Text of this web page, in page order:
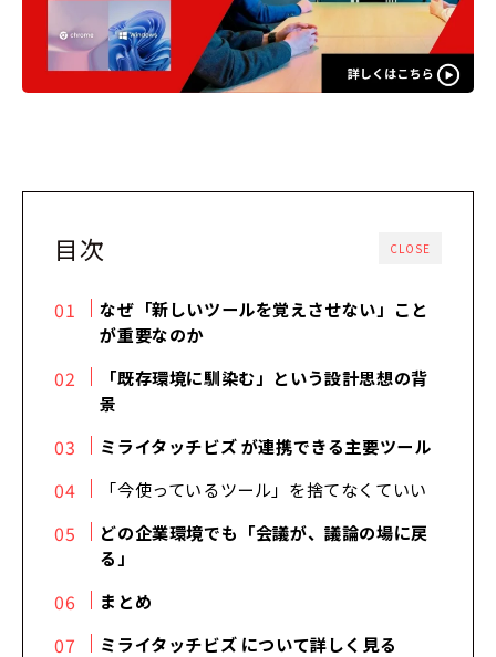
CLOSE
目次
なぜ「新しいツールを覚えさせない」こと
が重要なのか
「既存環境に馴染む」という設計思想の背
景
ミライタッチビズ が連携できる主要ツール
「今使っているツール」を捨てなくていい
どの企業環境でも「会議が、議論の場に戻
る」
まとめ
ミライタッチビズ について詳しく見る